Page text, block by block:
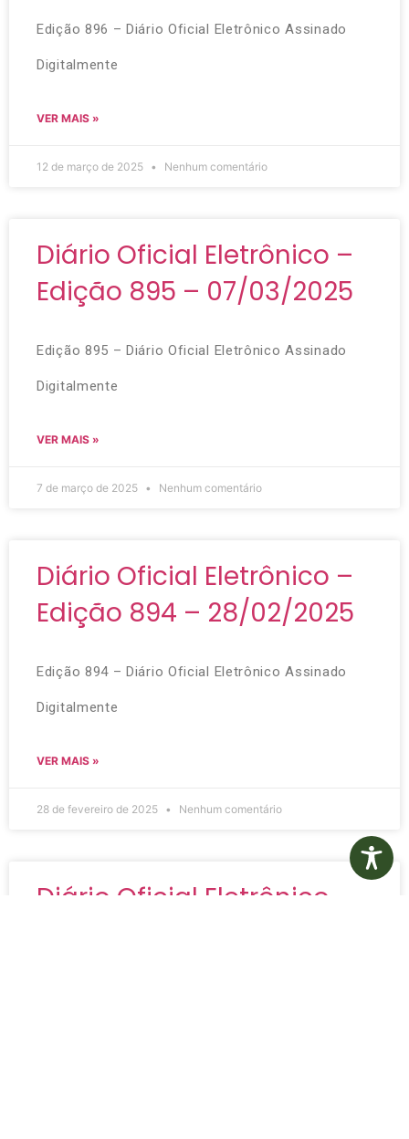
Edição 896 – Diário Oficial Eletrônico Assinado
Digitalmente
VER MAIS »
12 de março de 2025 Nenhum comentário
Diário Oficial Eletrônico –
Edição 895 – 07/03/2025
Edição 895 – Diário Oficial Eletrônico Assinado
Digitalmente
VER MAIS »
7 de março de 2025 Nenhum comentário
Diário Oficial Eletrônico –
Edição 894 – 28/02/2025
Edição 894 – Diário Oficial Eletrônico Assinado
Digitalmente
VER MAIS »
28 de fevereiro de 2025 Nenhum comentário
Diário Oficial Eletrônico –